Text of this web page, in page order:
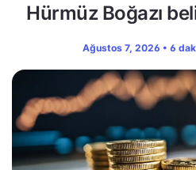
Hürmüz Boğazı
Ağustos 7, 2026 • 6